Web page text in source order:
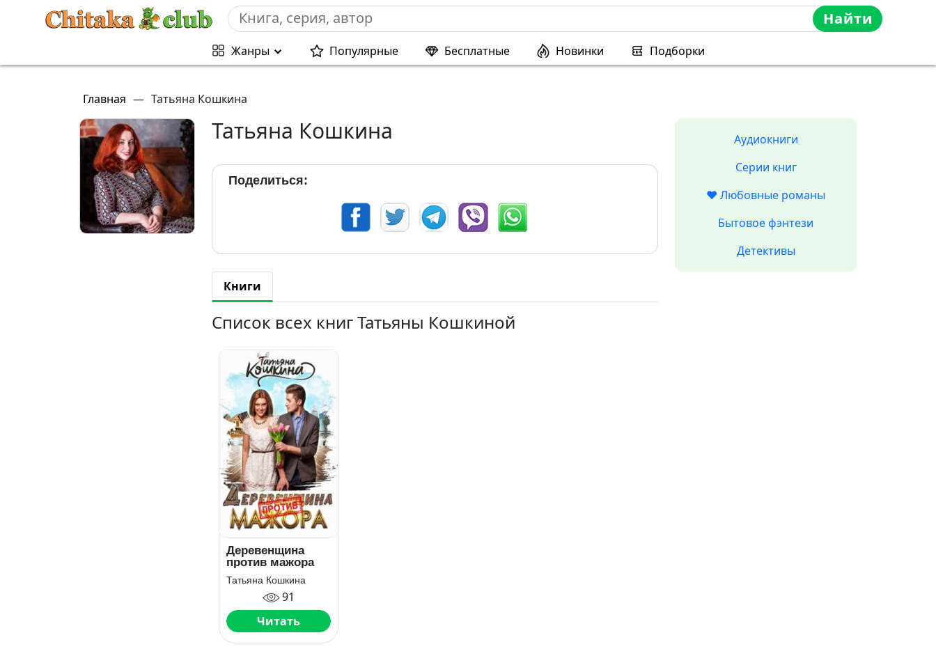
Найти
Жанры Популярные Бесплатные Новинки Подборки
Главная — Татьяна Кошкина
Татьяна Кошкина
Поделиться:
Книги
Список всех книг Татьяны Кошкиной
Деревенщина
против мажора
Татьяна Кошкина
91
Читать
Аудиокниги
Серии книг
❤️ Любовные романы
Бытовое фэнтези
Детективы